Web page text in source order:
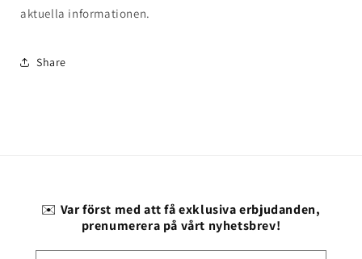
aktuella informationen.
Share
✉️ Var först med att få exklusiva erbjudanden,
prenumerera på vårt nyhetsbrev!